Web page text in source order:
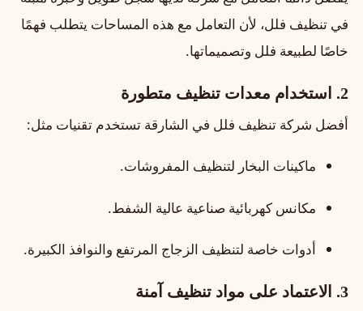
في تنظيف فلل، لأن التعامل مع هذه المساحات يتطلب فهمًا
خاصًا لطبيعة فلل وتصميماتها.
2. استخدام معدات تنظيف متطورة
أفضل شركة تنظيف فلل في الشارقة تستخدم تقنيات مثل:
ماكينات البخار لتنظيف المفروشات.
مكانس كهربائية صناعية عالية الشفط.
أدوات خاصة لتنظيف الزجاج المرتفع والنوافذ الكبيرة.
3. الاعتماد على مواد تنظيف آمنة